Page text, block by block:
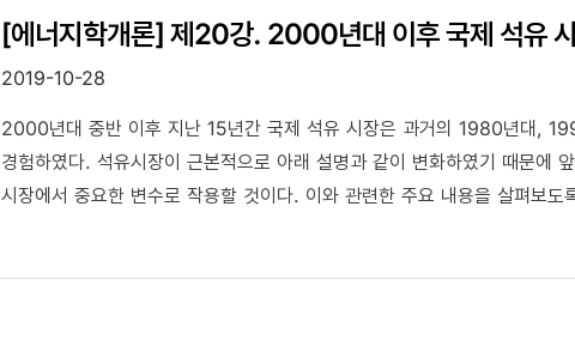
[에너지학개론] 제20강. 2000년대 이후 국제 석유
2019-10-28
2000년대 중반 이후 지난 15년간 국제 석유 시장은 과거의 1980년대,
경험하였다. 석유시장이 근본적으로 아래 설명과 같이 변화하였기 때문에
시장에서 중요한 변수로 작용할 것이다. 이와 관련한 주요 내용을 살펴보도